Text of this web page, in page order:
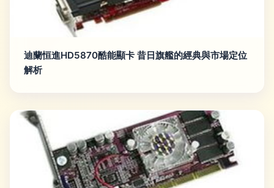
迪蘭恒進HD5870酷能顯卡 昔日旗艦的經典與市場定位
解析